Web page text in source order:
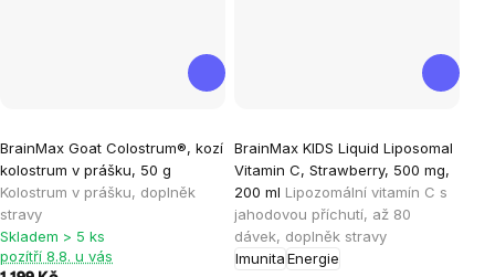
BrainMax Goat Colostrum®, kozí
kolostrum v prášku, 50 g
Kolostrum v prášku, doplněk
stravy
hodnocení
produktu
je
5,0
z
Skladem > 5 ks
pozítří 8.8. u vás
BrainMax KIDS Liquid Liposomal
Vitamin C, Strawberry, 500 mg,
200 ml Lipozomální vitamín C s
jahodovou příchutí, až 80
dávek, doplněk stravy
ImunitaEnergie
hodnocení
produktu
je
3,7
z